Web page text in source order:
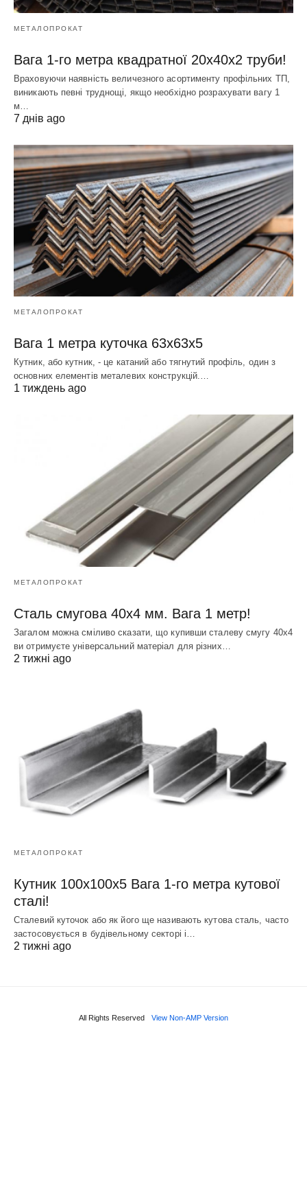
МЕТАЛОПРОКАТ
Вага 1-го метра квадратної 20х40х2 труби!
Враховуючи наявність величезного асортименту профільних ТП,
виникають певні труднощі, якщо необхідно розрахувати вагу 1
м…
7 днів ago
МЕТАЛОПРОКАТ
Вага 1 метра куточка 63х63х5
Кутник, або кутник, - це катаний або тягнутий профіль, один з
основних елементів металевих конструкцій.…
1 тиждень ago
МЕТАЛОПРОКАТ
Сталь смугова 40х4 мм. Вага 1 метр!
Загалом можна сміливо сказати, що купивши сталеву смугу 40х4
ви отримуєте універсальний матеріал для різних…
2 тижні ago
МЕТАЛОПРОКАТ
Кутник 100х100х5 Вага 1-го метра кутової
сталі!
Сталевий куточок або як його ще називають кутова сталь, часто
застосовується в будівельному секторі і…
2 тижні ago
All Rights Reserved View Non-AMP Version